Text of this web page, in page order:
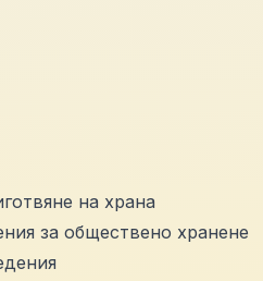
на храна
за обществено хранене